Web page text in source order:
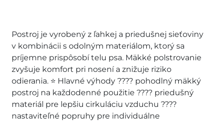
Postroj je vyrobený z ľahkej a priedušnej sieťoviny
v kombinácii s odolným materiálom, ktorý sa
príjemne prispôsobí telu psa. Mäkké polstrovanie
zvyšuje komfort pri nosení a znižuje riziko
odierania. ⭐ Hlavné výhody ???? pohodlný mäkký
postroj na každodenné použitie ????️ priedušný
materiál pre lepšiu cirkuláciu vzduchu ????
nastaviteľné popruhy pre individuálne